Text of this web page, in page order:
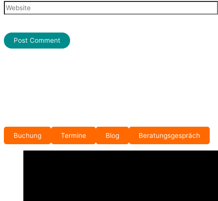
Buchung Termine Blog Beratungsgespräch